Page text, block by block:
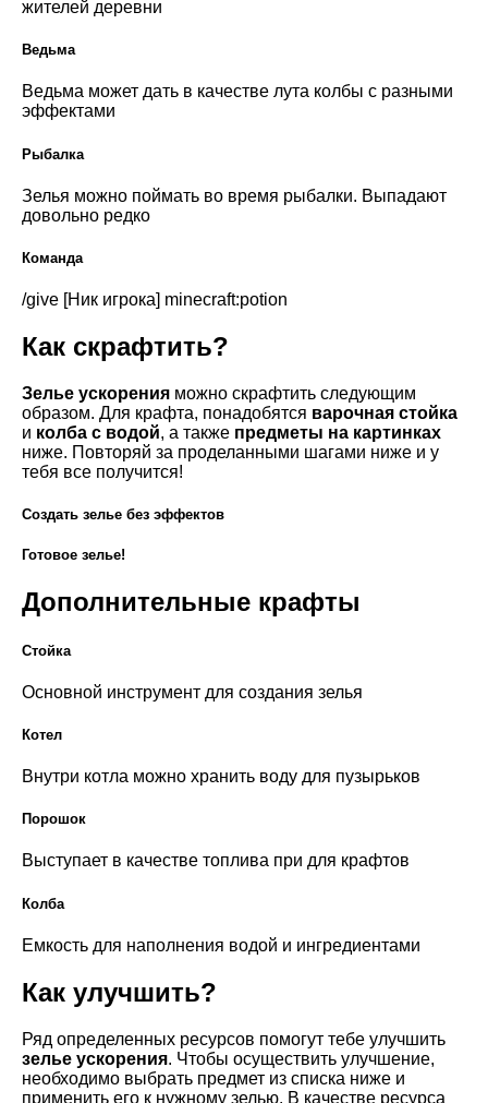
жителей деревни
Ведьма
Ведьма может дать в качестве лута колбы с разными
эффектами
Рыбалка
Зелья можно поймать во время рыбалки. Выпадают
довольно редко
Команда
/give [Ник игрока] minecraft:potion
Как скрафтить?
Зелье ускорения можно скрафтить следующим
образом. Для крафта, понадобятся варочная стойка
и колба с водой, а также предметы на картинках
ниже. Повторяй за проделанными шагами ниже и у
тебя все получится!
Создать зелье без эффектов
Готовое зелье!
Дополнительные крафты
Стойка
Основной инструмент для создания зелья
Котел
Внутри котла можно хранить воду для пузырьков
Порошок
Выступает в качестве топлива при для крафтов
Колба
Емкость для наполнения водой и ингредиентами
Как улучшить?
Ряд определенных ресурсов помогут тебе улучшить
зелье ускорения. Чтобы осуществить улучшение,
необходимо выбрать предмет из списка ниже и
применить его к нужному зелью. В качестве ресурса